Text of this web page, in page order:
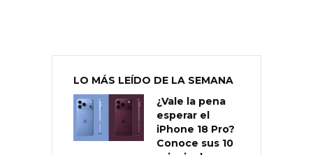
LO MÁS LEÍDO DE LA SEMANA
¿Vale la pena
esperar el
iPhone 18 Pro?
Conoce sus 10